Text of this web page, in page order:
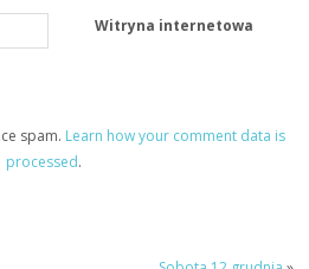
Witryna internetowa
spam. Learn how your comment data is
processed.